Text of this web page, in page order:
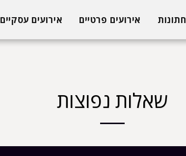
חתונות אירועים פרטיים אירועים עסקיים
שאלות נפוצות